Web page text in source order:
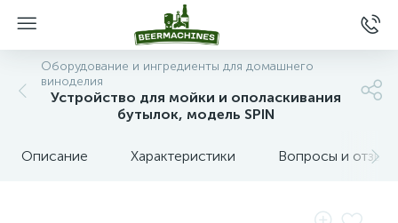
Оборудование и ингредиенты для домашнего
виноделия
Устройство для мойки и ополаскивания
бутылок, модель SPIN
Описание Характеристики Вопросы и отзывы